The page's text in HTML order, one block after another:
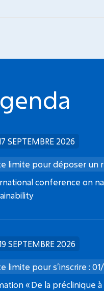
: 08/09/2026
innovante en
SEPTEMBRE 2026
limite pour déposer un
conference on
SEPTEMBRE 2026
limite pour s’inscrire :
« De la préclinique